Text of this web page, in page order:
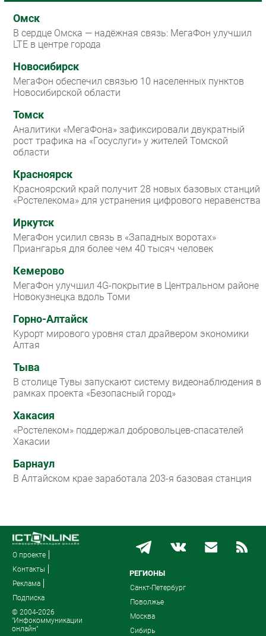
Омск
В сердце Омска — надёжная связь: МегаФон улучшил
LTE в центре города
Новосибирск
МегаФон обеспечил связью 10 населенных пунктов
Новосибирской области
Томск
Аналитики «МегаФона» зафиксировали двукратный
рост трафика на «Госуслуги» у жителей Томской
области
Красноярск
Красноярский край получит 28 новых базовых станций
«Ростелекома» для устранения цифрового неравенства
Иркутск
МегаФон усилил связь в «Западных воротах»
Приангарья для более чем 40 тысяч человек
Кемерово
МегаФон улучшил 4G-покрытие в Центральном районе
Новокузнецка вдоль Томи
Горно-Алтайск
Курорт мирового уровня стал драйвером экономики
Алтая
Тыва
В столице Тувы запускают систему видеонаблюдения в
рамках проекта «Безопасный город»
Хакасия
«Ростелеком» поддержал добровольцев-спасателей
Хакасии
Барнаул
В Алтайском крае заработала 203-я базовая станция
О проекте
Контакты
Реклама
Подписка
© 2004-2026
"Инфокоммуникации
онлайн"
РЕГИОНЫ
Санкт-Петербург
Поволжье
Москва
Сибирь